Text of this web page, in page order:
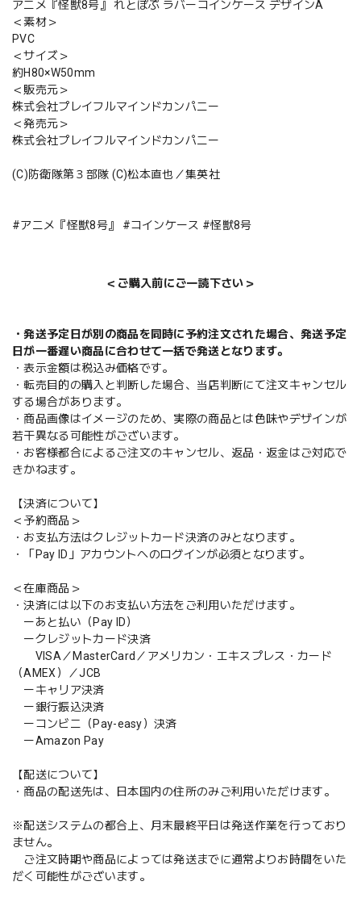
アニメ『怪獣8号』 れとぽぷ ラバーコインケース デザインA
＜素材＞
PVC
＜サイズ＞
約H80×W50mm
＜販売元＞
株式会社プレイフルマインドカンパニー
＜発売元＞
株式会社プレイフルマインドカンパニー
(C)防衛隊第３部隊 (C)松本直也／集英社
#アニメ『怪獣8号』 #コインケース #怪獣8号
＜ご購入前にご一読下さい＞
・発送予定日が別の商品を同時に予約注文された場合、発送予定
日が一番遅い商品に合わせて一括で発送となります。
・表示金額は税込み価格です。
・転売目的の購入と判断した場合、当店判断にて注文キャンセル
する場合があります。
・商品画像はイメージのため、実際の商品とは色味やデザインが
若干異なる可能性がございます。
・お客様都合によるご注文のキャンセル、返品・返金はご対応で
きかねます。
【決済について】
＜予約商品＞
・お支払方法はクレジットカード決済のみとなります。
・「Pay ID」アカウントへのログインが必須となります。
＜在庫商品＞
・決済には以下のお支払い方法をご利用いただけます。
ーあと払い（Pay ID）
ークレジットカード決済
VISA／MasterCard／アメリカン・エキスプレス・カード
（AMEX）／JCB
ーキャリア決済
ー銀行振込決済
ーコンビニ（Pay-easy）決済
ーAmazon Pay
【配送について】
・商品の配送先は、日本国内の住所のみご利用いただけます。
※配送システムの都合上、月末最終平日は発送作業を行っており
ません。
ご注文時期や商品によっては発送までに通常よりお時間をいた
だく可能性がございます。